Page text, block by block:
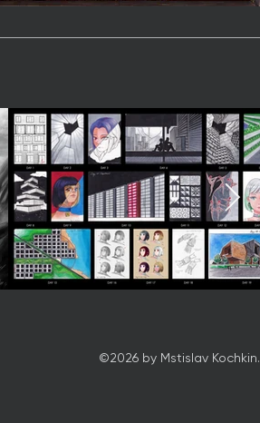
©2026 by Mstislav Kochkin.